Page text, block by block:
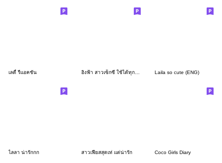
เลดี้ รีแอคชั่น Laila so cute (ENG)
ไลลา น่ารักกก สาวเฟียสสุดเท่ แต่น่ารัก Coco Girls Diary